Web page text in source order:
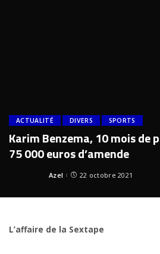
ACTUALITÉ DIVERS SPORTS
Karim Benzema, 10 mois de
75 000 euros d’amende
Posted
Azel 22 octobre 2021
L’affaire de la Sextape